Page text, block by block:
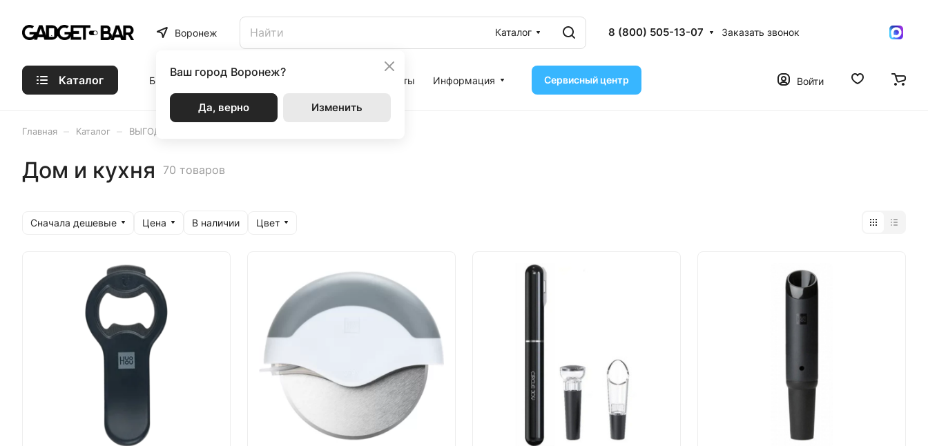
Воронеж
Ваш город Воронеж?
Да, верно Изменить
Каталог 8 (800) 505-13-07 Заказать звонок
Каталог Бренды Статьи Акции Контакты Информация Сервисный центр Войти
Главная Каталог ВЫГОДНЫЕ ПРЕДЛОЖЕНИЯ
Дом и кухня 70 товаров
Сначала дешевые Цена В наличии Цвет